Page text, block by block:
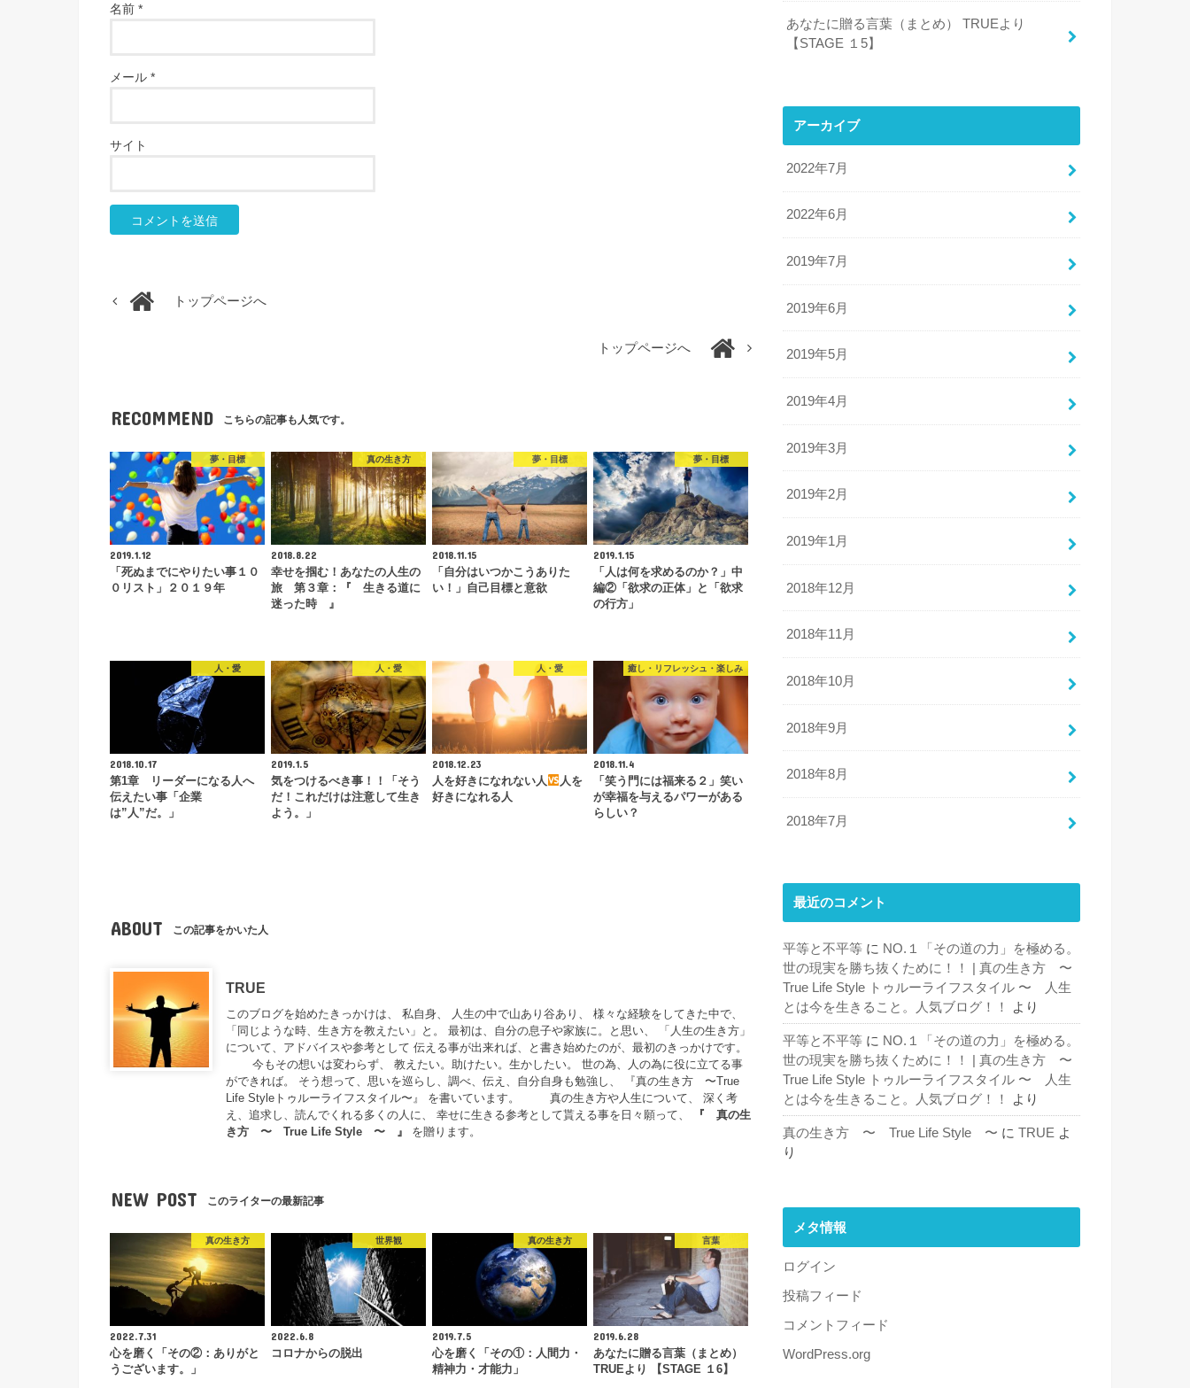
名前 *
メール *
サイト
トップページへ
トップページへ
RECOMMEND こちらの記事も人気です。
夢・目標
2019.1.12
「死ぬまでにやりたい事１０
０リスト」２０１９年
真の生き方
2018.8.22
幸せを掴む！あなたの人生の
旅 第３章：『 生きる道に
迷った時 』
夢・目標
2018.11.15
「自分はいつかこうありた
い！」自己目標と意欲
夢・目標
2019.1.15
「人は何を求めるのか？」中
編②「欲求の正体」と「欲求
の行方」
人・愛
2018.10.17
第1章 リーダーになる人へ
伝えたい事「企業
は”人”だ。」
人・愛
2019.1.5
気をつけるべき事！！「そう
だ！これだけは注意して生き
よう。」
人・愛
2018.12.23
人を好きになれない人
人を
好きになれる人
癒し・リフレッシュ・楽しみ
2018.11.4
「笑う門には福来る２」笑い
が幸福を与えるパワーがある
らしい？
ABOUT この記事をかいた人
TRUE
このブログを始めたきっかけは、 私自身、 人生の中で山あり谷あり、 様々な経験をしてきた中で、
「同じような時、生き方を教えたい」と。 最初は、自分の息子や家族に。と思い、 「人生の生き方」
について、アドバイスや参考として 伝える事が出来れば、と書き始めたのが、最初のきっかけです。
今もその想いは変わらず、 教えたい。助けたい。生かしたい。 世の為、人の為に役に立てる事
ができれば。 そう想って、思いを巡らし、調べ、伝え、自分自身も勉強し、 『真の生き方 〜True
Life Styleトゥルーライフスタイル〜』 を書いています。 真の生き方や人生について、 深く考
え、追求し、読んでくれる多くの人に、 幸せに生きる参考として貰える事を日々願って、
『真の生
き方 〜 True Life Style 〜 』 を贈ります。
NEW POST このライターの最新記事
真の生き方
2022.7.31
心を磨く「その②：ありがと
うございます。」
世界観
2022.6.8
コロナからの脱出
真の生き方
2019.7.5
心を磨く「その①：人間力・
精神力・才能力」
言葉
2019.6.28
あなたに贈る言葉（まとめ）
TRUEより 【STAGE １6】
あなたに贈る言葉（まとめ） TRUEより
【STAGE １5】
アーカイブ
2022年7月
2022年6月
2019年7月
2019年6月
2019年5月
2019年4月
2019年3月
2019年2月
2019年1月
2018年12月
2018年11月
2018年10月
2018年9月
2018年8月
2018年7月
最近のコメント
平等と不平等 に NO.１「その道の力」を極める。
世の現実を勝ち抜くために！！ | 真の生き方 〜
True Life Style トゥルーライフスタイル 〜 人生
とは今を生きること。人気ブログ！！
より
平等と不平等 に NO.１「その道の力」を極める。
世の現実を勝ち抜くために！！ | 真の生き方 〜
True Life Style トゥルーライフスタイル 〜 人生
とは今を生きること。人気ブログ！！
より
真の生き方 〜 True Life Style 〜 に TRUE よ
り
メタ情報
ログイン
投稿フィード
コメントフィード
WordPress.org